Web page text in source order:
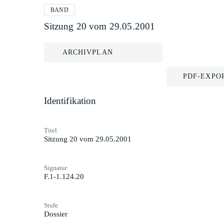
BAND
Sitzung 20 vom 29.05.2001
ARCHIVPLAN
PDF-
Identifikation
Titel
Sitzung 20 vom 29.05.2001
Signatur
F.1-1.124.20
Stufe
Dossier